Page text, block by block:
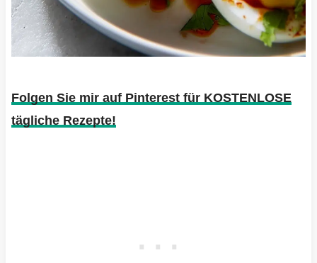
Folgen Sie mir auf Pinterest für KOSTENLOSE
tägliche Rezepte!